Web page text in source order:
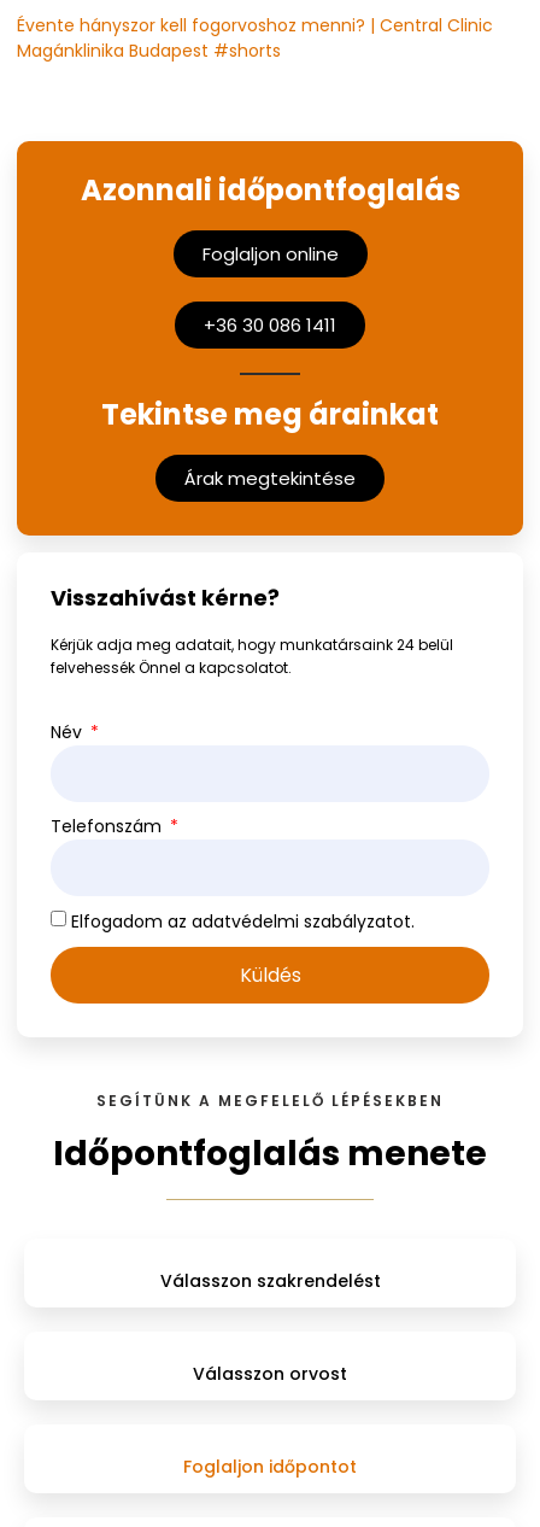
Évente hányszor kell fogorvoshoz menni? | Central Clinic
Magánklinika Budapest #shorts
Azonnali időpontfoglalás
Foglaljon online
+36 30 086 1411
Tekintse meg árainkat
Árak megtekintése
Visszahívást kérne?
Kérjük adja meg adatait, hogy munkatársaink 24 belül
felvehessék Önnel a kapcsolatot.
Név
Telefonszám
Elfogadom az adatvédelmi szabályzatot.
Küldés
SEGÍTÜNK A MEGFELELŐ LÉPÉSEKBEN
Időpontfoglalás menete
Válasszon szakrendelést
Válasszon orvost
Foglaljon időpontot